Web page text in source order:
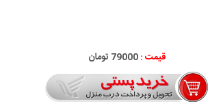
قیمت :79000 تومان